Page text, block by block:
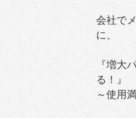
会社で
に、
『増大
る！』
～使用